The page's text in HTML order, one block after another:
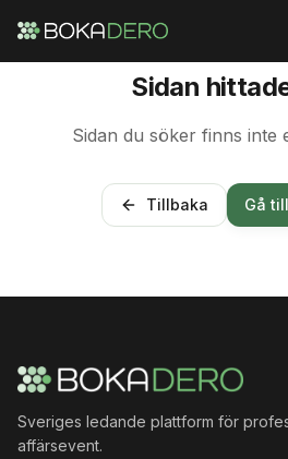
Sidan
Sidan du söker finns inte
Tillbaka Gå
Sveriges ledande plattform för
affärsevent.